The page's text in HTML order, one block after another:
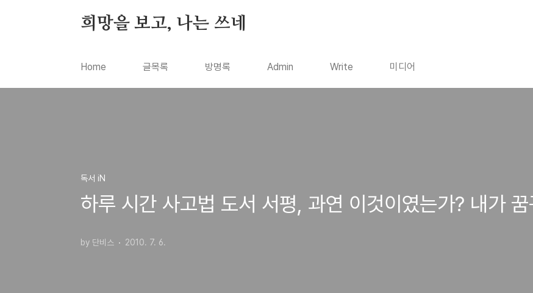
희망을 보고, 나는 쓰네
Home 글목록 방명록 Admin Write 미디어
독서 iN
하루 시간 사고법 도서 서평, 과연 이것이였는가? 내가
by 단비스 2010. 7. 6.